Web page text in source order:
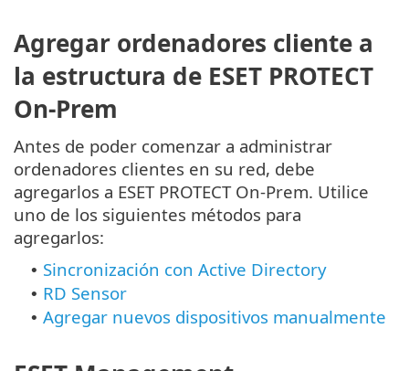
Agregar ordenadores cliente a
la estructura de ESET PROTECT
On-Prem
Antes de poder comenzar a administrar
ordenadores clientes en su red, debe
agregarlos a ESET PROTECT On-Prem. Utilice
uno de los siguientes métodos para
agregarlos:
• Sincronización con Active Directory
• RD Sensor
• Agregar nuevos dispositivos manualmente